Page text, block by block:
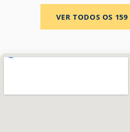
VER TODOS OS 159